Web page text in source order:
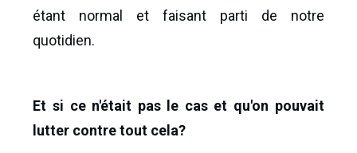
étant normal et faisant parti de notre
quotidien.
Et si ce n'était pas le cas et qu'on pouvait
lutter contre tout cela?